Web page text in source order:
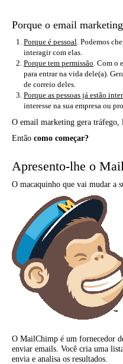
Porque o email
Porque é pessoal. Podemos
interagir com elas.
Porque tem permissão. Com o
para entrar na vida dele(a).
de correio deles.
Porque as pessoas já estão
interesse na sua empresa ou
O email marketing gera tráfego,
Então como começar?
Apresento-lhe o
O macaquinho que vai mudar a
O MailChimp é um fornecedor
enviar emails. Você cria uma
envia e analisa os resultados.